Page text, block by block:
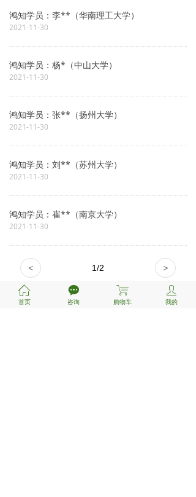
鸿知学员：李**（华南理工大学）
2021-11-30
鸿知学员：杨*（中山大学）
2021-11-30
鸿知学员：张**（扬州大学）
2021-11-30
鸿知学员：刘**（苏州大学）
2021-11-30
鸿知学员：崔**（南京大学）
2021-11-30
< >
1/2
新手指南 关于我们
ꀇ
首页
끁
咨询
ꁈ
购物车
ꄑ
我的